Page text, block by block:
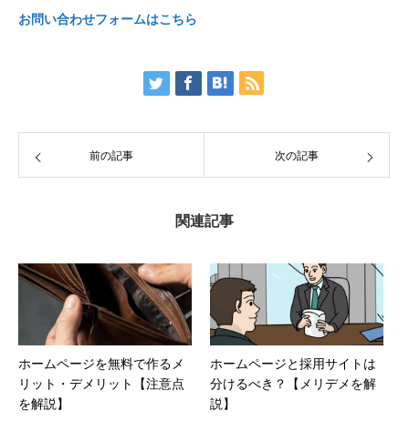
お問い合わせフォームはこちら
前の記事 次の記事
関連記事
ホームページを無料で作るメ
リット・デメリット【注意点
を解説】
ホームページと採用サイトは
分けるべき？【メリデメを解
説】